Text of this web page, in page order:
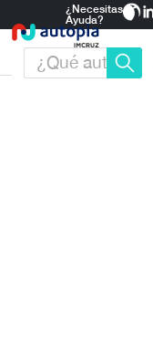
¿Necesitas
Ayuda?